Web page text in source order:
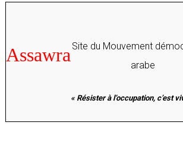
Assawra Site du Mouvement
arabe
« Résister à l’occupation, c’est